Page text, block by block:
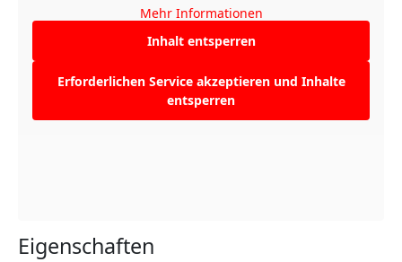
Mehr Informationen
Inhalt entsperren
Erforderlichen Service akzeptieren und Inhalte
entsperren
Eigenschaften